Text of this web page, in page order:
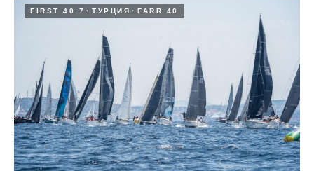
FIRST 40.7 ТУРЦИЯ FARR 40